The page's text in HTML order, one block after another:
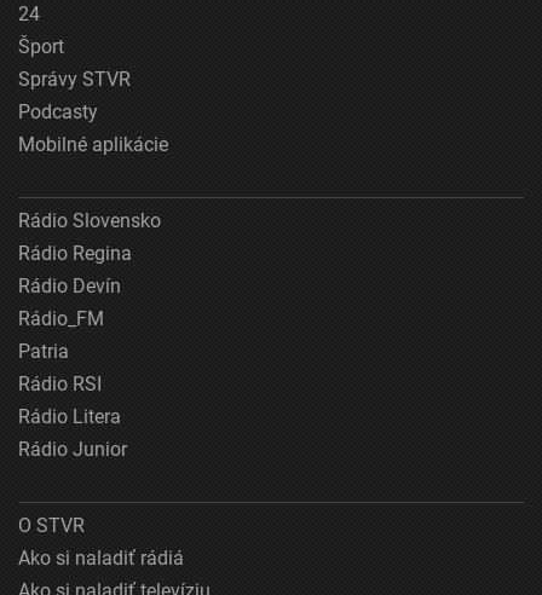
24
Šport
Správy STVR
Podcasty
Mobilné aplikácie
Rádio Slovensko
Rádio Regina
Rádio Devín
Rádio_FM
Patria
Rádio RSI
Rádio Litera
Rádio Junior
O STVR
Ako si naladiť rádiá
Ako si naladiť televíziu